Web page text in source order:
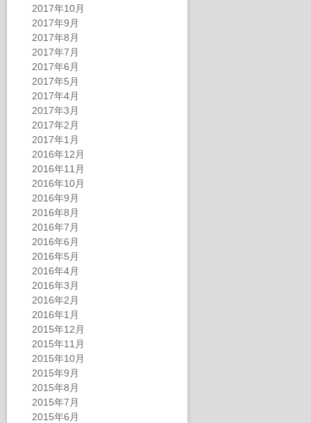
2017年10月
2017年9月
2017年8月
2017年7月
2017年6月
2017年5月
2017年4月
2017年3月
2017年2月
2017年1月
2016年12月
2016年11月
2016年10月
2016年9月
2016年8月
2016年7月
2016年6月
2016年5月
2016年4月
2016年3月
2016年2月
2016年1月
2015年12月
2015年11月
2015年10月
2015年9月
2015年8月
2015年7月
2015年6月